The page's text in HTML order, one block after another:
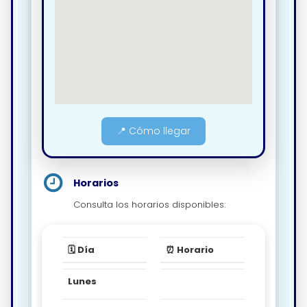
📍 Cómo llegar
Horarios
Consulta los horarios disponibles:
🗓️ Día ⏰ Horario
Lunes